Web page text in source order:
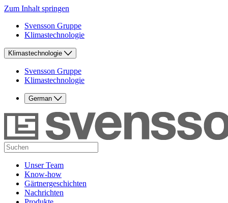
Zum Inhalt springen
Svensson Gruppe
Klimastechnologie
Klimastechnologie
Svensson Gruppe
Klimastechnologie
German
Unser Team
Know-how
Gärtnergeschichten
Nachrichten